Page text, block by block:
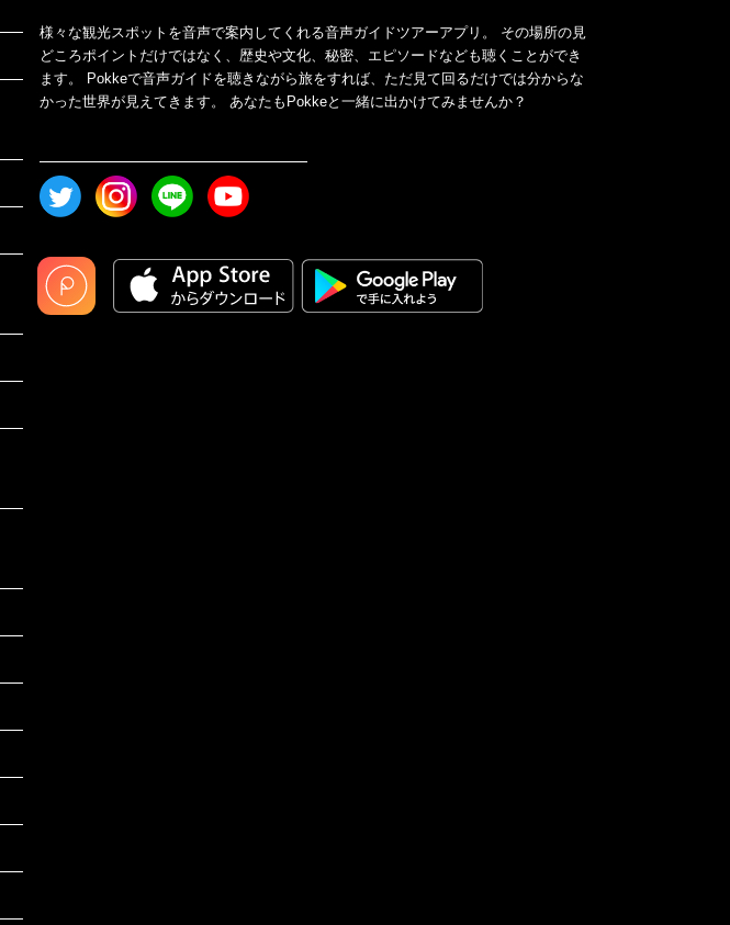
様々な観光スポットを音声で案内してくれる音声ガイドツアーアプリ。 その場所の見
どころポイントだけではなく、歴史や文化、秘密、エピソードなども聴くことができ
ます。 Pokkeで音声ガイドを聴きながら旅をすれば、ただ見て回るだけでは分からな
かった世界が見えてきます。 あなたもPokkeと一緒に出かけてみませんか？